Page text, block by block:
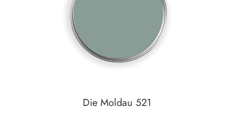
Die Moldau 521